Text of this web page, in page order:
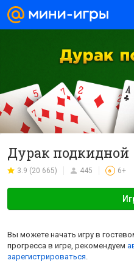
Дурак подкидной
3.9 (20 665) 445 6 6+
Вы можете начать игру в
прогресса в игре, рекомендуем
зарегистрироваться.